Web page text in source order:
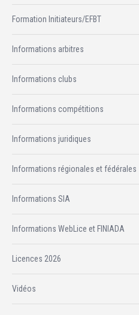
Formation Initiateurs/EFBT
Informations arbitres
Informations clubs
Informations compétitions
Informations juridiques
Informations régionales et fédérales
Informations SIA
Informations WebLice et FINIADA
Licences 2026
Vidéos